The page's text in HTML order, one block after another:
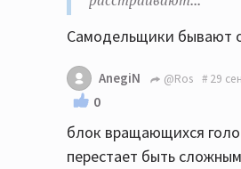
Самодельщики бывают
AnegiN @Ros 29
0
блок вращающихся
перестает быть